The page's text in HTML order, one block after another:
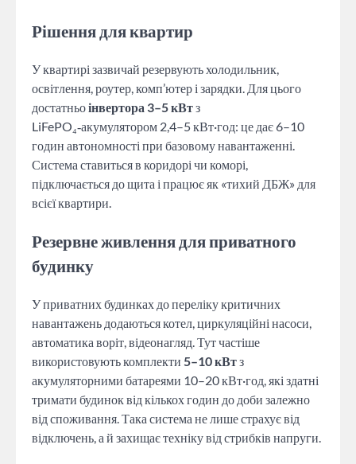
Рішення для квартир
У квартирі зазвичай резервують холодильник,
освітлення, роутер, комп’ютер і зарядки. Для цього
достатньоінвертора 3–5 кВтз
LiFePO₄‑акумулятором 2,4–5 кВт·год: це дає 6–10
годин автономності при базовому навантаженні.
Система ставиться в коридорі чи коморі,
підключається до щита і працює як «тихий ДБЖ» для
всієї квартири.
Резервне живлення для приватного
будинку
У приватних будинках до переліку критичних
навантажень додаються котел, циркуляційні насоси,
автоматика воріт, відеонагляд. Тут частіше
використовують комплекти 5–10 кВтз
акумуляторними батареями 10–20 кВт·год, які здатні
тримати будинок від кількох годин до доби залежно
від споживання. Така система не лише страхує від
відключень, а й захищає техніку від стрибків напруги.